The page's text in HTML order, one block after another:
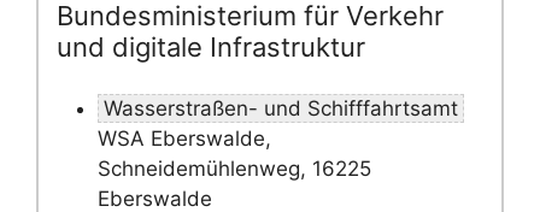
Bundesministerium für Verkehr
und digitale Infrastruktur
Wasserstraßen- und Schifffahrtsamt
WSA Eberswalde,
Schneidemühlenweg, 16225
Eberswalde